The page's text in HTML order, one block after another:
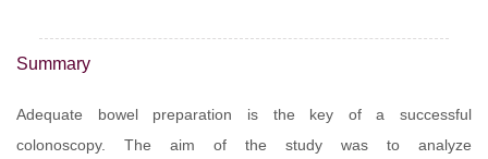
Summary
Adequate bowel preparation is the key of a successful
colonoscopy. The aim of the study was to analyze